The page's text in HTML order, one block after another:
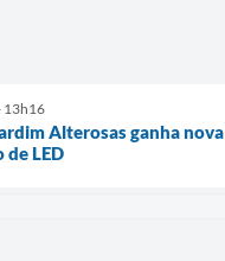
13h16
Alterosas ganha nova
de LED